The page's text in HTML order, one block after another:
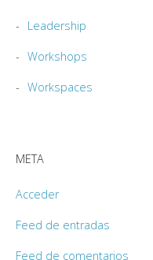
Leadership
Workshops
Workspaces
META
Acceder
Feed de entradas
Feed de comentarios